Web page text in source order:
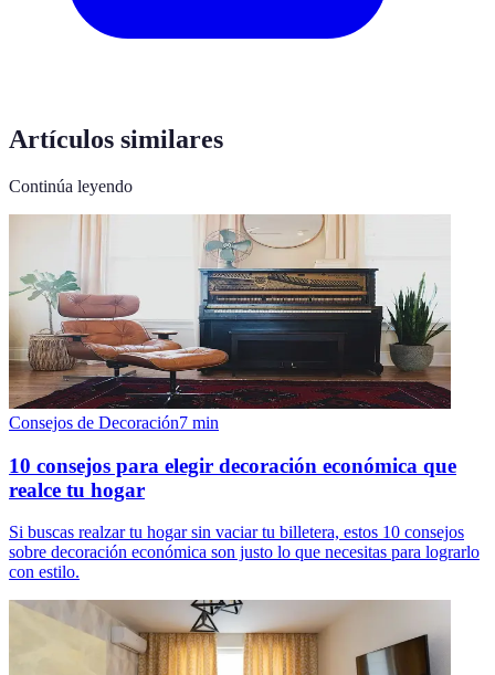
Artículos similares
Continúa leyendo
Consejos de Decoración7 min
10 consejos para elegir decoración económica que
realce tu hogar
Si buscas realzar tu hogar sin vaciar tu billetera, estos 10 consejos
sobre decoración económica son justo lo que necesitas para lograrlo
con estilo.